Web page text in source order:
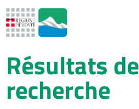
Résultats de
recherche